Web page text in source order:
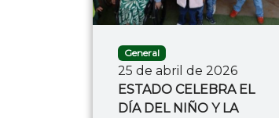
General
25 de abril de 2026
ESTADO CELEBRA EL
DÍA DEL NIÑO Y LA